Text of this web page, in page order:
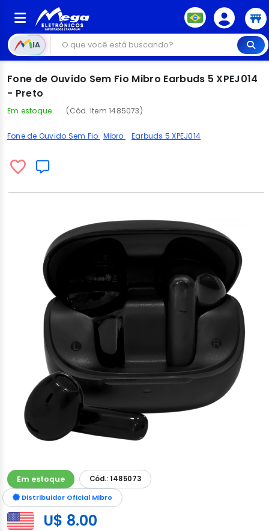
IA
Fone de Ouvido Sem Fio Mibro Earbuds 5 XPEJ014
- Preto
Em estoque (Cód. Item 1485073)
Fone de Ouvido Sem Fio Mibro Earbuds 5 XPEJ014
Em estoque
Cód.: 1485073
Distribuidor Oficial Mibro
U$ 8.00